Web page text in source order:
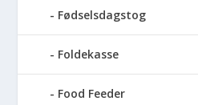
Fødselsdagstog
Foldekasse
Food Feeder